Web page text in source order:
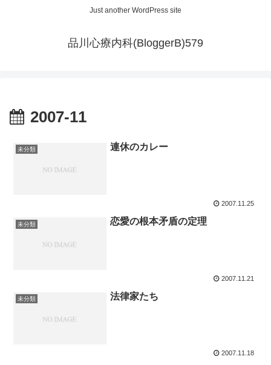
Just another WordPress site
品川心療内科(BloggerB)579
2007-11
未分類 連休のカレー
2007.11.25
未分類 恋愛の根本矛盾の定理
2007.11.21
未分類 法律家たち
2007.11.18